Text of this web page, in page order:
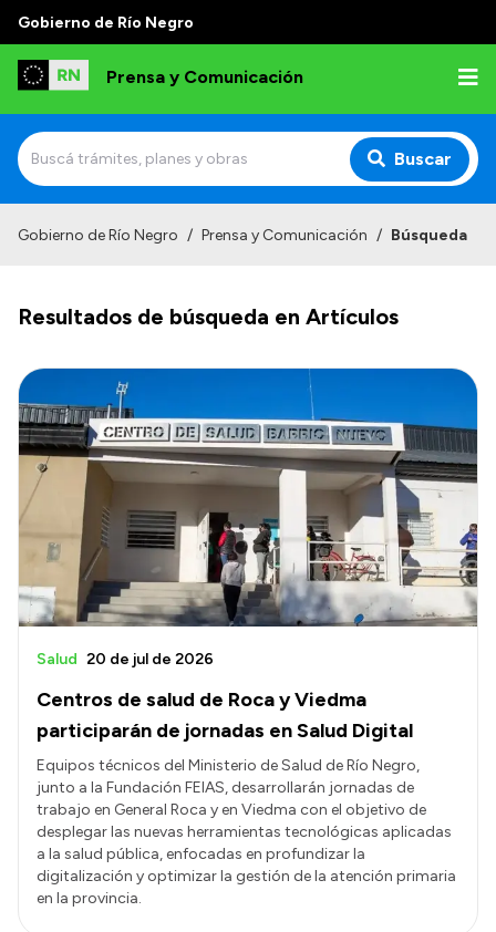
Gobierno de Río Negro
Prensa y Comunicación
Buscar
Autoridades
Referentes de prensa
Archivo de noticias
Transparencia
Presupuesto
Boletín Oficial
Compras y licitaciones
Consulta de expedientes
Convocatorias
Intranet
Login
Gobierno de Río Negro / Prensa y Comunicación / Búsqueda
Resultados de búsqueda en Artículos
Centros de salud de Roca y Viedma
participarán de jornadas en Salud Digital
Salud 20 de jul de 2026
Equipos técnicos del Ministerio de Salud de Río Negro,
junto a la Fundación FEIAS, desarrollarán jornadas de
trabajo en General Roca y en Viedma con el objetivo de
desplegar las nuevas herramientas tecnológicas aplicadas
a la salud pública, enfocadas en profundizar la
digitalización y optimizar la gestión de la atención primaria
en la provincia.